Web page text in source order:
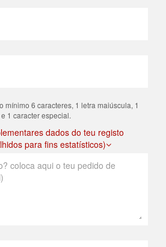
mínimo 6 caracteres, 1 letra maiúscula, 1
1 caracter especial.
dados do teu registo
para fins estatísticos)